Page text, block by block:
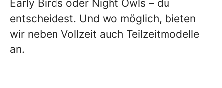
Early Birds oder Night Owls – du
entscheidest. Und wo möglich, bieten
wir neben Vollzeit auch Teilzeitmodelle
an.